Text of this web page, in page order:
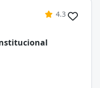
4.3